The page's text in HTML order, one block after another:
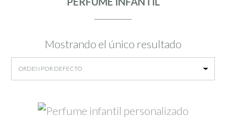
Mostrando el único resultado